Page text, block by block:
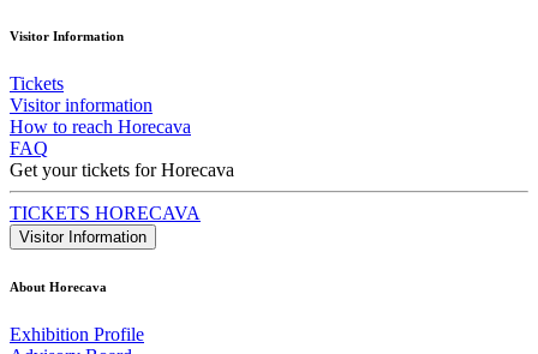
Visitor Information
Tickets
Visitor information
How to reach Horecava
FAQ
Get your tickets for Horecava
TICKETS HORECAVA
Visitor Information
About Horecava
Exhibition Profile